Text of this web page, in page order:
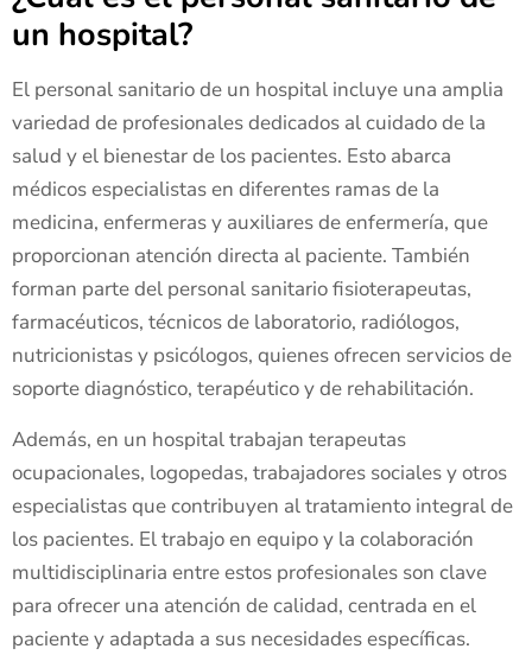
un hospital?
El personal sanitario de un hospital incluye una amplia
variedad de profesionales dedicados al cuidado de la
salud y el bienestar de los pacientes. Esto abarca
médicos especialistas en diferentes ramas de la
medicina, enfermeras y auxiliares de enfermería, que
proporcionan atención directa al paciente. También
forman parte del personal sanitario fisioterapeutas,
farmacéuticos, técnicos de laboratorio, radiólogos,
nutricionistas y psicólogos, quienes ofrecen servicios de
soporte diagnóstico, terapéutico y de rehabilitación.
Además, en un hospital trabajan terapeutas
ocupacionales, logopedas, trabajadores sociales y otros
especialistas que contribuyen al tratamiento integral de
los pacientes. El trabajo en equipo y la colaboración
multidisciplinaria entre estos profesionales son clave
para ofrecer una atención de calidad, centrada en el
paciente y adaptada a sus necesidades específicas.